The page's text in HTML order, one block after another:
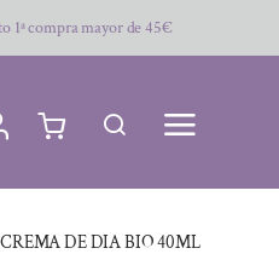
1ª compra mayor de 45€
DE DIA BIO 40ML